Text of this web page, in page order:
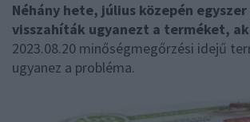
Néhány hete, július közepén
visszahíták ugyanezt a terméket,
2023.08.20 minőségmegőrzési idejű
ugyanez a probléma.